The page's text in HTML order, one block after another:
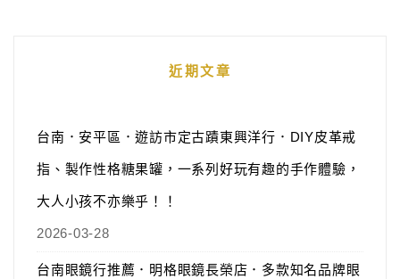
近期文章
台南．安平區．遊訪市定古蹟東興洋行．DIY皮革戒
指、製作性格糖果罐，一系列好玩有趣的手作體驗，
大人小孩不亦樂乎！！
2026-03-28
台南眼鏡行推薦．明格眼鏡長榮店．多款知名品牌眼